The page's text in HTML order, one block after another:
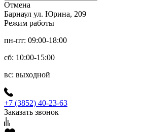
Отмена
Барнаул ул. Юрина, 209
Режим работы
пн-пт: 09:00-18:00
сб: 10:00-15:00
вс: выходной
+7 (3852) 40-23-63
Заказать звонок